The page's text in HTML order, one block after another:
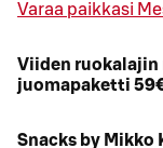
Varaa paikkasi
Viiden
juomapaketti
Snacks by Mikko